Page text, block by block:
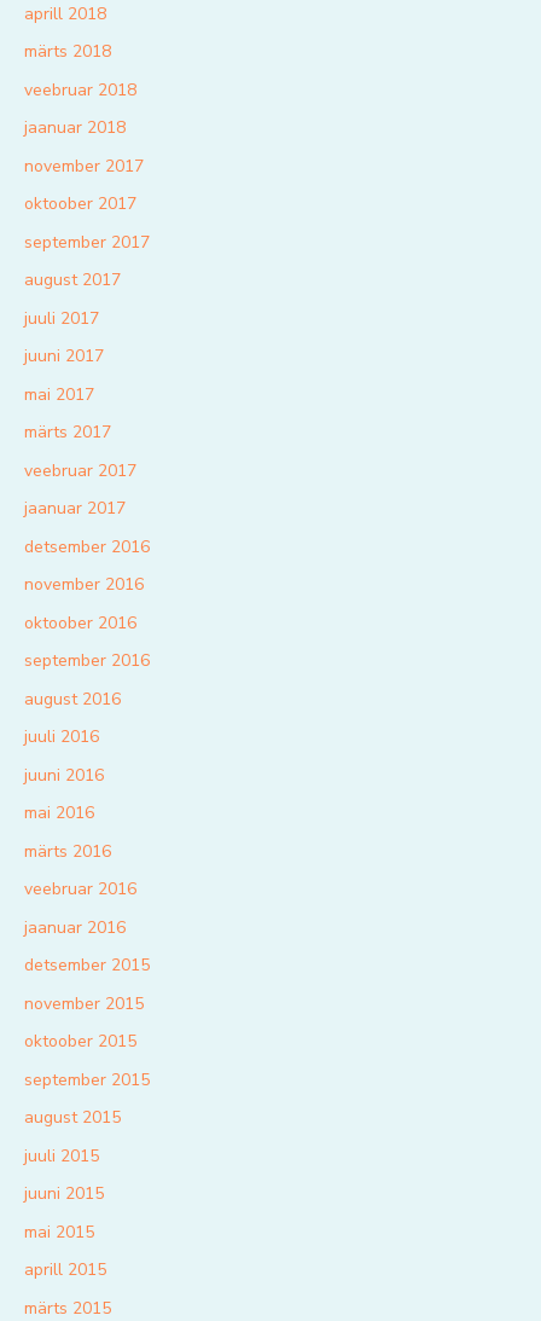
aprill 2018
märts 2018
veebruar 2018
jaanuar 2018
november 2017
oktoober 2017
september 2017
august 2017
juuli 2017
juuni 2017
mai 2017
märts 2017
veebruar 2017
jaanuar 2017
detsember 2016
november 2016
oktoober 2016
september 2016
august 2016
juuli 2016
juuni 2016
mai 2016
märts 2016
veebruar 2016
jaanuar 2016
detsember 2015
november 2015
oktoober 2015
september 2015
august 2015
juuli 2015
juuni 2015
mai 2015
aprill 2015
märts 2015